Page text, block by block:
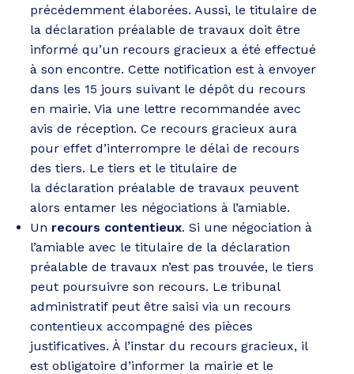
précédemment élaborées. Aussi, le titulaire de
la déclaration préalable de travaux doit être
informé qu’un recours gracieux a été effectué
à son encontre. Cette notification est à envoyer
dans les 15 jours suivant le dépôt du recours
en mairie. Via une lettre recommandée avec
avis de réception. Ce recours gracieux aura
pour effet d’interrompre le délai de recours
des tiers. Le tiers et le titulaire de
la déclaration préalable de travaux peuvent
alors entamer les négociations à l’amiable.
Un recours contentieux. Si une négociation à
l’amiable avec le titulaire de la déclaration
préalable de travaux n’est pas trouvée, le tiers
peut poursuivre son recours. Le tribunal
administratif peut être saisi via un recours
contentieux accompagné des pièces
justificatives. À l’instar du recours gracieux, il
est obligatoire d’informer la mairie et le